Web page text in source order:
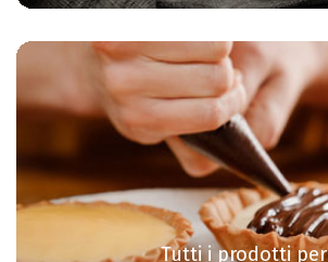
Tutti i prodotti per